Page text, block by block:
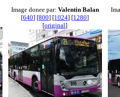
Image donee par: Valentin Balan
[640] [800] [1024] [1280]
[original]